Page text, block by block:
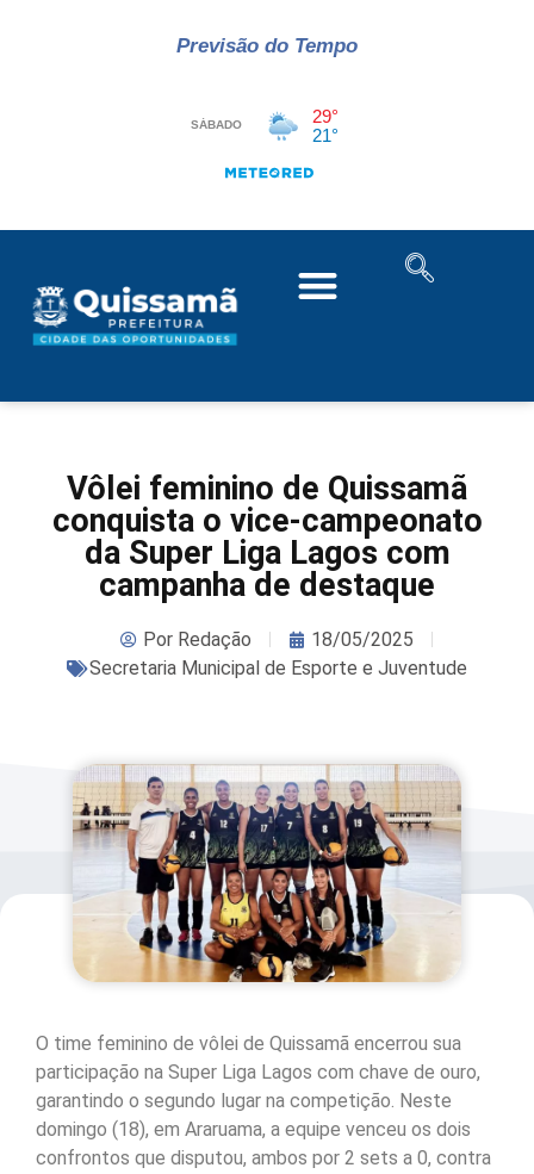
Previsão do Tempo
Vôlei feminino de Quissamã
conquista o vice-campeonato
da Super Liga Lagos com
campanha de destaque
PorRedação
18/05/2025
Secretaria Municipal de Esporte e Juventude
O time feminino de vôlei de Quissamã encerrou sua
participação na Super Liga Lagos com chave de ouro,
garantindo o segundo lugar na competição. Neste
domingo (18), em Araruama, a equipe venceu os dois
confrontos que disputou, ambos por 2 sets a 0, contra